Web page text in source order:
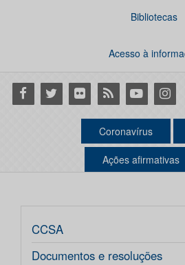
Bibliotecas
Acesso à
Facebook
Twitter Flickr RSS Youtube
Coronavírus
Ações afirmativas
CCSA
Documentos e resoluções